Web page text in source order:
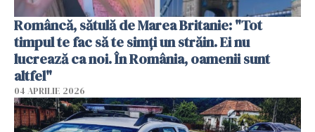
Româncă, sătulă de Marea Britanie: "Tot
timpul te fac să te simți un străin. Ei nu
lucrează ca noi. În România, oamenii sunt
altfel"
04 APRILIE 2026